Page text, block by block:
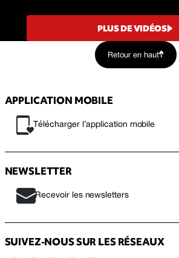
PLUS DE VIDÉOS
Retour en haut
APPLICATION MOBILE
Télécharger l’application mobile
NEWSLETTER
Recevoir les newsletters
SUIVEZ-NOUS SUR LES RÉSEAUX